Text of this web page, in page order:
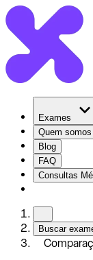
Exames
Quem somos
Blog
FAQ
Consultas
Buscar